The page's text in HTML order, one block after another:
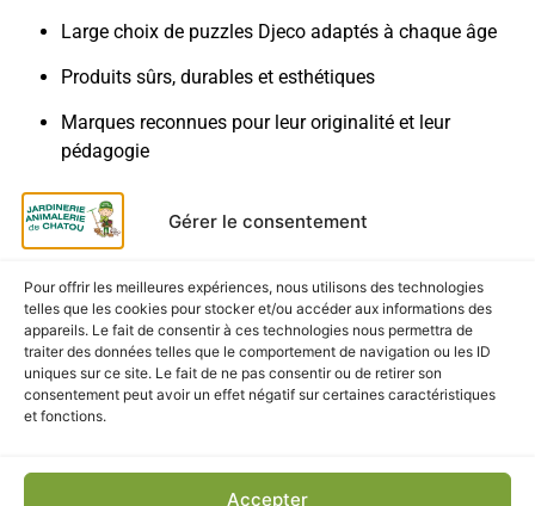
Gérer le consentement
Pour offrir les meilleures expériences, nous utilisons des technologies
telles que les cookies pour stocker et/ou accéder aux informations des
appareils. Le fait de consentir à ces technologies nous permettra de
traiter des données telles que le comportement de navigation ou les ID
uniques sur ce site. Le fait de ne pas consentir ou de retirer son
consentement peut avoir un effet négatif sur certaines caractéristiques
et fonctions.
Accepter
Large choix de puzzles Djeco adaptés à chaque âge
Produits sûrs, durables et esthétiques
Marques reconnues pour leur originalité et leur
pédagogie
Conseils personnalisés et accueil chaleureux
Livraison & retrait
Retrait gratuiten magasin à la Jardinerie et
Animalerie de Chatou
Livraison rapideen France métropolitaine
Emballage soigné